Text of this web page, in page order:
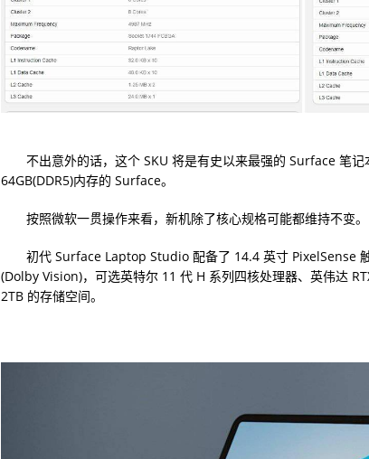
不出意外的话，这个 SKU 将是有史以来最强的 Surface 笔记
64GB(DDR5)内存的 Surface。
按照微软一贯操作来看，新机除了核心规格可能都维持不变。
初代 Surface Laptop Studio 配备了 14.4 英寸 PixelSense
(Dolby Vision)，可选英特尔 11 代 H 系列四核处理器、英伟达
2TB 的存储空间。